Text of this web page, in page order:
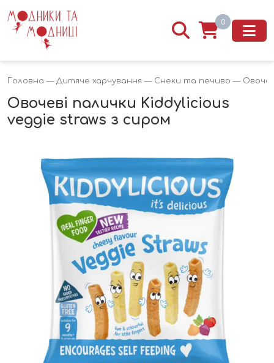
0
Головна — Дитяче харчування — Снеки та печиво —
Овочеві палички Kiddylicious
veggie straws з сиром